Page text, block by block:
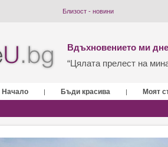
Близост - новини
Вдъхновението ми
“Цялата прелест на
Начало | Бъди красива | Моят